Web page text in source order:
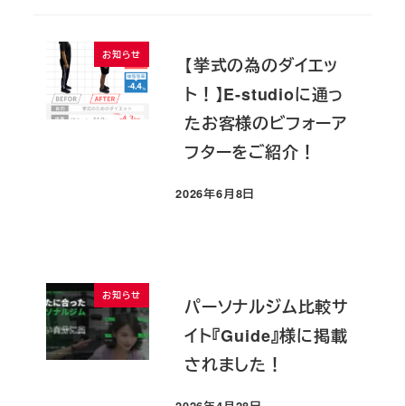
お知らせ
【挙式の為のダイエッ
ト！】E-studioに通っ
たお客様のビフォーア
フターをご紹介！
投稿日
2026年6月8日
お知らせ
パーソナルジム比較サ
イト『Guide』様に掲載
されました！